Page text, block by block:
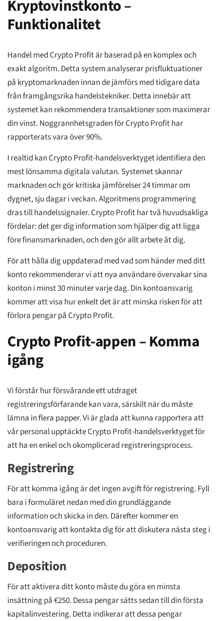
Kryptovinstkonto –
Funktionalitet
Handel med Crypto Profit är baserad på en komplex och
exakt algoritm. Detta system analyserar prisfluktuationer
på kryptomarknaden innan de jämförs med tidigare data
från framgångsrika handelstekniker. Detta innebär att
systemet kan rekommendera transaktioner som maximerar
din vinst. Noggrannhetsgraden för Crypto Profit har
rapporterats vara över 90%.
I realtid kan Crypto Profit-handelsverktyget identifiera den
mest lönsamma digitala valutan. Systemet skannar
marknaden och gör kritiska jämförelser 24 timmar om
dygnet, sju dagar i veckan. Algoritmens programmering
dras till handelssignaler. Crypto Profit har två huvudsakliga
fördelar: det ger dig information som hjälper dig att ligga
före finansmarknaden, och den gör allt arbete åt dig.
För att hålla dig uppdaterad med vad som händer med ditt
konto rekommenderar vi att nya användare övervakar sina
konton i minst 30 minuter varje dag. Din kontoansvarig
kommer att visa hur enkelt det är att minska risken för att
förlora pengar på Crypto Profit.
Crypto Profit-appen – Komma
igång
Vi förstår hur försvårande ett utdraget
registreringsförfarande kan vara, särskilt när du måste
lämna in flera papper. Vi är glada att kunna rapportera att
vår personal upptäckte Crypto Profit-handelsverktyget för
att ha en enkel och okomplicerad registreringsprocess.
Registrering
För att komma igång är det ingen avgift för registrering. Fyll
bara i formuläret nedan med din grundläggande
information och skicka in den. Därefter kommer en
kontoansvarig att kontakta dig för att diskutera nästa steg i
verifieringen och proceduren.
Deposition
För att aktivera ditt konto måste du göra en minsta
insättning på €250. Dessa pengar sätts sedan till din första
kapitalinvestering. Detta indikerar att dessa pengar